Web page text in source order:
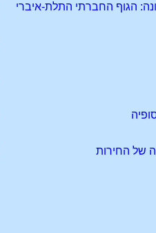
הגוף החברתי התלת-איברי
של החירות